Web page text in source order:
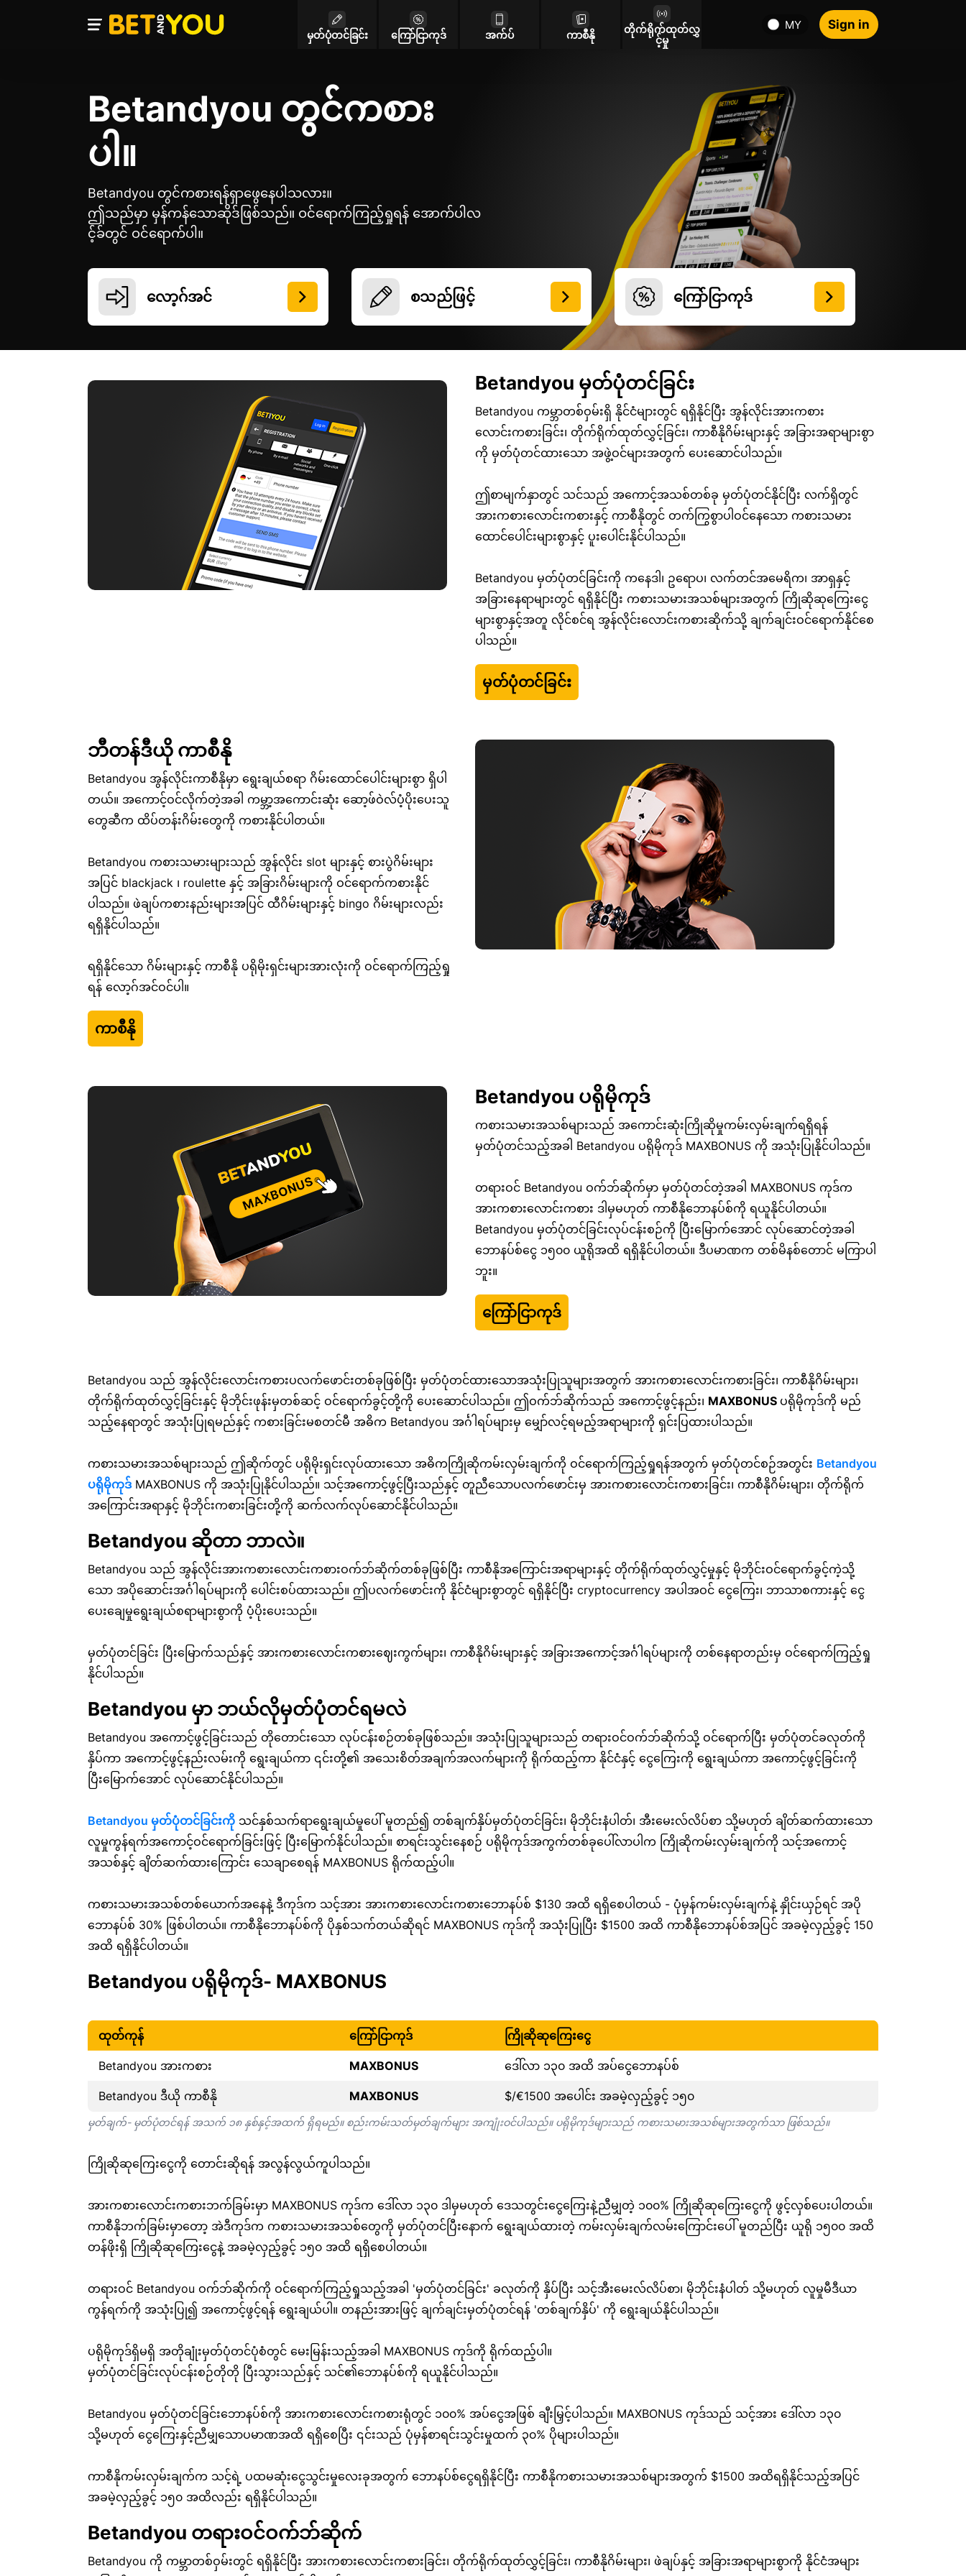
မှတ်ပုံတင်ခြင်း ကြော်ငြာကုဒ် အက်ပ် ကာစီနို
တိုက်ရိုက်ထုတ်လွှ
င့်မှု
MY Sign in
Betandyou တွင်ကစား
ပါ။
Betandyou တွင်ကစားရန်ရှာဖွေနေပါသလား။
ဤသည်မှာ မှန်ကန်သောဆိုဒ်ဖြစ်သည်။ ဝင်ရောက်ကြည့်ရှုရန် အောက်ပါလ
င့်ခ်တွင် ဝင်ရောက်ပါ။
လော့ဂ်အင် စသည်ဖြင့် ကြော်ငြာကုဒ်
Betandyou မှတ်ပုံတင်ခြင်း
Betandyou ကမ္ဘာတစ်ဝှမ်းရှိ နိုင်ငံများတွင် ရရှိနိုင်ပြီး အွန်လိုင်းအားကစား
လောင်းကစားခြင်း၊ တိုက်ရိုက်ထုတ်လွှင့်ခြင်း၊ ကာစီနိုဂိမ်းများနှင့် အခြားအရာများစွာ
ကို မှတ်ပုံတင်ထားသော အဖွဲ့ဝင်များအတွက် ပေးဆောင်ပါသည်။
ဤစာမျက်နှာတွင် သင်သည် အကောင့်အသစ်တစ်ခု မှတ်ပုံတင်နိုင်ပြီး လက်ရှိတွင်
အားကစားလောင်းကစားနှင့် ကာစီနိုတွင် တက်ကြွစွာပါဝင်နေသော ကစားသမား
ထောင်ပေါင်းများစွာနှင့် ပူးပေါင်းနိုင်ပါသည်။
Betandyou မှတ်ပုံတင်ခြင်းကို ကနေဒါ၊ ဥရောပ၊ လက်တင်အမေရိက၊ အာရှနှင့်
အခြားနေရာများတွင် ရရှိနိုင်ပြီး ကစားသမားအသစ်များအတွက် ကြိုဆိုဆုကြေးငွေ
များစွာနှင့်အတူ လိုင်စင်ရ အွန်လိုင်းလောင်းကစားဆိုက်သို့ ချက်ချင်းဝင်ရောက်နိုင်စေ
ပါသည်။
မှတ်ပုံတင်ခြင်း
ဘီတန်ဒီယို ကာစီနို
Betandyou အွန်လိုင်းကာစီနိုမှာ ရွေးချယ်စရာ ဂိမ်းထောင်ပေါင်းများစွာ ရှိပါ
တယ်။ အကောင့်ဝင်လိုက်တဲ့အခါ ကမ္ဘာ့အကောင်းဆုံး ဆော့ဖ်ဝဲလ်ပံ့ပိုးပေးသူ
တွေဆီက ထိပ်တန်းဂိမ်းတွေကို ကစားနိုင်ပါတယ်။
Betandyou ကစားသမားများသည် အွန်လိုင်း slot များနှင့် စားပွဲဂိမ်းများ
အပြင် blackjack ၊ roulette နှင့် အခြားဂိမ်းများကို ဝင်ရောက်ကစားနိုင်
ပါသည်။ ဖဲချပ်ကစားနည်းများအပြင် ထီဂိမ်းများနှင့် bingo ဂိမ်းများလည်း
ရရှိနိုင်ပါသည်။
ရရှိနိုင်သော ဂိမ်းများနှင့် ကာစီနို ပရိုမိုးရှင်းများအားလုံးကို ဝင်ရောက်ကြည့်ရှု
ရန် လော့ဂ်အင်ဝင်ပါ။
ကာစီနို
Betandyou ပရိုမိုကုဒ်
ကစားသမားအသစ်များသည် အကောင်းဆုံးကြိုဆိုမှုကမ်းလှမ်းချက်ရရှိရန်
မှတ်ပုံတင်သည့်အခါ Betandyou ပရိုမိုကုဒ် MAXBONUS ကို အသုံးပြုနိုင်ပါသည်။
တရားဝင် Betandyou ဝက်ဘ်ဆိုက်မှာ မှတ်ပုံတင်တဲ့အခါ MAXBONUS ကုဒ်က
အားကစားလောင်းကစား ဒါမှမဟုတ် ကာစီနိုဘောနပ်စ်ကို ရယူနိုင်ပါတယ်။
Betandyou မှတ်ပုံတင်ခြင်းလုပ်ငန်းစဉ်ကို ပြီးမြောက်အောင် လုပ်ဆောင်တဲ့အခါ
ဘောနပ်စ်ငွေ ၁၅၀၀ ယူရိုအထိ ရရှိနိုင်ပါတယ်။ ဒီပမာဏက တစ်မိနစ်တောင် မကြာပါ
ဘူး။
ကြော်ငြာကုဒ်
Betandyou သည် အွန်လိုင်းလောင်းကစားပလက်ဖောင်းတစ်ခုဖြစ်ပြီး မှတ်ပုံတင်ထားသောအသုံးပြုသူများအတွက် အားကစားလောင်းကစားခြင်း၊ ကာစီနိုဂိမ်းများ၊
တိုက်ရိုက်ထုတ်လွှင့်ခြင်းနှင့် မိုဘိုင်းဖုန်းမှတစ်ဆင့် ဝင်ရောက်ခွင့်တို့ကို ပေးဆောင်ပါသည်။ ဤဝက်ဘ်ဆိုက်သည် အကောင့်ဖွင့်နည်း၊ MAXBONUS ပရိုမိုကုဒ်ကို မည်
သည့်နေရာတွင် အသုံးပြုရမည်နှင့် ကစားခြင်းမစတင်မီ အဓိက Betandyou အင်္ဂါရပ်များမှ မျှော်လင့်ရမည့်အရာများကို ရှင်းပြထားပါသည်။
ကစားသမားအသစ်များသည် ဤဆိုက်တွင် ပရိုမိုးရှင်းလုပ်ထားသော အဓိကကြိုဆိုကမ်းလှမ်းချက်ကို ဝင်ရောက်ကြည့်ရှုရန်အတွက် မှတ်ပုံတင်စဉ်အတွင်း Betandyou
ပရိုမိုကုဒ်MAXBONUS ကို အသုံးပြုနိုင်ပါသည်။ သင့်အကောင့်ဖွင့်ပြီးသည်နှင့် တူညီသောပလက်ဖောင်းမှ အားကစားလောင်းကစားခြင်း၊ ကာစီနိုဂိမ်းများ၊ တိုက်ရိုက်
အကြောင်းအရာနှင့် မိုဘိုင်းကစားခြင်းတို့ကို ဆက်လက်လုပ်ဆောင်နိုင်ပါသည်။
Betandyou ဆိုတာ ဘာလဲ။
Betandyou သည် အွန်လိုင်းအားကစားလောင်းကစားဝက်ဘ်ဆိုက်တစ်ခုဖြစ်ပြီး ကာစီနိုအကြောင်းအရာများနှင့် တိုက်ရိုက်ထုတ်လွှင့်မှုနှင့် မိုဘိုင်းဝင်ရောက်ခွင့်ကဲ့သို့
သော အပိုဆောင်းအင်္ဂါရပ်များကို ပေါင်းစပ်ထားသည်။ ဤပလက်ဖောင်းကို နိုင်ငံများစွာတွင် ရရှိနိုင်ပြီး cryptocurrency အပါအဝင် ငွေကြေး၊ ဘာသာစကားနှင့် ငွေ
ပေးချေမှုရွေးချယ်စရာများစွာကို ပံ့ပိုးပေးသည်။
မှတ်ပုံတင်ခြင်း ပြီးမြောက်သည်နှင့် အားကစားလောင်းကစားဈေးကွက်များ၊ ကာစီနိုဂိမ်းများနှင့် အခြားအကောင့်အင်္ဂါရပ်များကို တစ်နေရာတည်းမှ ဝင်ရောက်ကြည့်ရှု
နိုင်ပါသည်။
Betandyou မှာ ဘယ်လိုမှတ်ပုံတင်ရမလဲ
Betandyou အကောင့်ဖွင့်ခြင်းသည် တိုတောင်းသော လုပ်ငန်းစဉ်တစ်ခုဖြစ်သည်။ အသုံးပြုသူများသည် တရားဝင်ဝက်ဘ်ဆိုက်သို့ ဝင်ရောက်ပြီး မှတ်ပုံတင်ခလုတ်ကို
နှိပ်ကာ အကောင့်ဖွင့်နည်းလမ်းကို ရွေးချယ်ကာ ၎င်းတို့၏ အသေးစိတ်အချက်အလက်များကို ရိုက်ထည့်ကာ နိုင်ငံနှင့် ငွေကြေးကို ရွေးချယ်ကာ အကောင့်ဖွင့်ခြင်းကို
ပြီးမြောက်အောင် လုပ်ဆောင်နိုင်ပါသည်။
Betandyou မှတ်ပုံတင်ခြင်းကို သင်နှစ်သက်ရာရွေးချယ်မှုပေါ် မူတည်၍ တစ်ချက်နှိပ်မှတ်ပုံတင်ခြင်း၊ မိုဘိုင်းနံပါတ်၊ အီးမေးလ်လိပ်စာ သို့မဟုတ် ချိတ်ဆက်ထားသော
လူမှုကွန်ရက်အကောင့်ဝင်ရောက်ခြင်းဖြင့် ပြီးမြောက်နိုင်ပါသည်။ စာရင်းသွင်းနေစဉ် ပရိုမိုကုဒ်အကွက်တစ်ခုပေါ်လာပါက ကြိုဆိုကမ်းလှမ်းချက်ကို သင့်အကောင့်
အသစ်နှင့် ချိတ်ဆက်ထားကြောင်း သေချာစေရန် MAXBONUS ရိုက်ထည့်ပါ။
ကစားသမားအသစ်တစ်ယောက်အနေနဲ့ ဒီကုဒ်က သင့်အား အားကစားလောင်းကစားဘောနပ်စ် $130 အထိ ရရှိစေပါတယ် - ပုံမှန်ကမ်းလှမ်းချက်နဲ့ နှိုင်းယှဉ်ရင် အပို
ဘောနပ်စ် 30% ဖြစ်ပါတယ်။ ကာစီနိုဘောနပ်စ်ကို ပိုနှစ်သက်တယ်ဆိုရင် MAXBONUS ကုဒ်ကို အသုံးပြုပြီး $1500 အထိ ကာစီနိုဘောနပ်စ်အပြင် အခမဲ့လှည့်ခွင့် 150
အထိ ရရှိနိုင်ပါတယ်။
Betandyou ပရိုမိုကုဒ်- MAXBONUS
ထုတ်ကုန် ကြော်ငြာကုဒ် ကြိုဆိုဆုကြေးငွေ
Betandyou အားကစား MAXBONUS ဒေါ်လာ ၁၃၀ အထိ အပ်ငွေဘောနပ်စ်
Betandyou ဒီယို ကာစီနို MAXBONUS $/€1500 အပေါင်း အခမဲ့လှည့်ခွင့် ၁၅၀
မှတ်ချက်- မှတ်ပုံတင်ရန် အသက် ၁၈ နှစ်နှင့်အထက် ရှိရမည်။ စည်းကမ်းသတ်မှတ်ချက်များ အကျုံးဝင်ပါသည်။ ပရိုမိုကုဒ်များသည် ကစားသမားအသစ်များအတွက်သာ ဖြစ်သည်။
ကြိုဆိုဆုကြေးငွေကို တောင်းဆိုရန် အလွန်လွယ်ကူပါသည်။
အားကစားလောင်းကစားဘက်ခြမ်းမှာ MAXBONUS ကုဒ်က ဒေါ်လာ ၁၃၀ ဒါမှမဟုတ် ဒေသတွင်းငွေကြေးနဲ့ညီမျှတဲ့ ၁၀၀% ကြိုဆိုဆုကြေးငွေကို ဖွင့်လှစ်ပေးပါတယ်။
ကာစီနိုဘက်ခြမ်းမှာတော့ အဲဒီကုဒ်က ကစားသမားအသစ်တွေကို မှတ်ပုံတင်ပြီးနောက် ရွေးချယ်ထားတဲ့ ကမ်းလှမ်းချက်လမ်းကြောင်းပေါ် မူတည်ပြီး ယူရို ၁၅၀၀ အထိ
တန်ဖိုးရှိ ကြိုဆိုဆုကြေးငွေနဲ့ အခမဲ့လှည့်ခွင့် ၁၅၀ အထိ ရရှိစေပါတယ်။
တရားဝင် Betandyou ဝက်ဘ်ဆိုက်ကို ဝင်ရောက်ကြည့်ရှုသည့်အခါ 'မှတ်ပုံတင်ခြင်း' ခလုတ်ကို နှိပ်ပြီး သင့်အီးမေးလ်လိပ်စာ၊ မိုဘိုင်းနံပါတ် သို့မဟုတ် လူမှုမီဒီယာ
ကွန်ရက်ကို အသုံးပြု၍ အကောင့်ဖွင့်ရန် ရွေးချယ်ပါ။ တနည်းအားဖြင့် ချက်ချင်းမှတ်ပုံတင်ရန် 'တစ်ချက်နှိပ်' ကို ရွေးချယ်နိုင်ပါသည်။
ပရိုမိုကုဒ်ရှိမရှိ အတိုချုံးမှတ်ပုံတင်ပုံစံတွင် မေးမြန်းသည့်အခါ MAXBONUS ကုဒ်ကို ရိုက်ထည့်ပါ။
မှတ်ပုံတင်ခြင်းလုပ်ငန်းစဉ်တိုတို ပြီးသွားသည်နှင့် သင်၏ဘောနပ်စ်ကို ရယူနိုင်ပါသည်။
Betandyou မှတ်ပုံတင်ခြင်းဘောနပ်စ်ကို အားကစားလောင်းကစားရုံတွင် ၁၀၀% အပ်ငွေအဖြစ် ချီးမြှင့်ပါသည်။ MAXBONUS ကုဒ်သည် သင့်အား ဒေါ်လာ ၁၃၀
သို့မဟုတ် ငွေကြေးနှင့်ညီမျှသောပမာဏအထိ ရရှိစေပြီး ၎င်းသည် ပုံမှန်စာရင်းသွင်းမှုထက် ၃၀% ပိုများပါသည်။
ကာစီနိုကမ်းလှမ်းချက်က သင့်ရဲ့ ပထမဆုံးငွေသွင်းမှုလေးခုအတွက် ဘောနပ်စ်ငွေရရှိနိုင်ပြီး ကာစီနိုကစားသမားအသစ်များအတွက် $1500 အထိရရှိနိုင်သည့်အပြင်
အခမဲ့လှည့်ခွင့် ၁၅၀ အထိလည်း ရရှိနိုင်ပါသည်။
Betandyou တရားဝင်ဝက်ဘ်ဆိုက်
Betandyou ကို ကမ္ဘာတစ်ဝှမ်းတွင် ရရှိနိုင်ပြီး အားကစားလောင်းကစားခြင်း၊ တိုက်ရိုက်ထုတ်လွှင့်ခြင်း၊ ကာစီနိုဂိမ်းများ၊ ဖဲချပ်နှင့် အခြားအရာများစွာကို နိုင်ငံအများ